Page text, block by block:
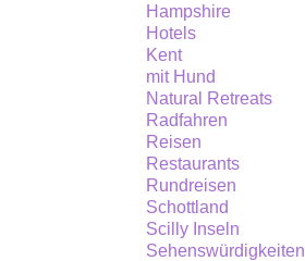
Hampshire
Hotels
Kent
mit Hund
Natural Retreats
Radfahren
Reisen
Restaurants
Rundreisen
Schottland
Scilly Inseln
Sehenswürdigkeiten